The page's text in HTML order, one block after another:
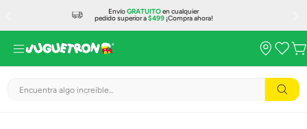
EnvíoGRATUITOen cualquier
pedido superior a$499¡Compra ahora!
Encuentra algo increíble...